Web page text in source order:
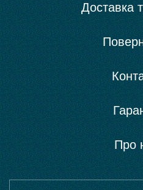
Доставка
Про